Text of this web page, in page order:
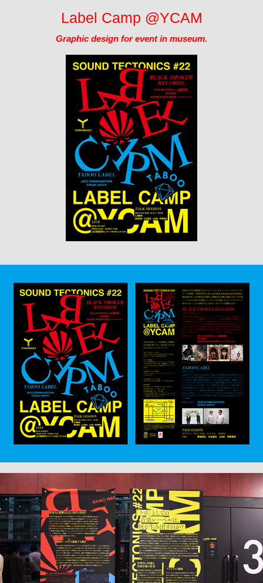
Label Camp @YCAM
Graphic design for event in museum.